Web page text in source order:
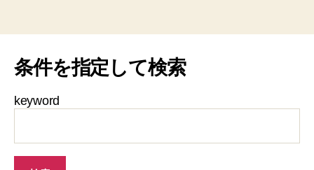
条件を指定して検索
keyword